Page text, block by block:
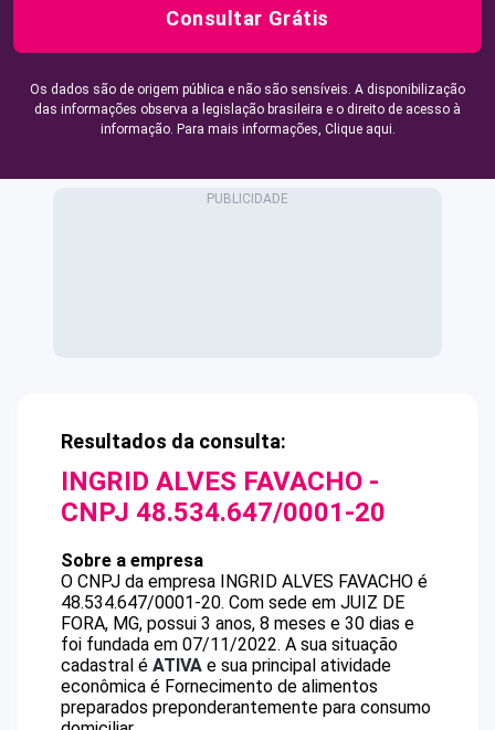
Consultar Grátis
Os dados são de origem pública e não são sensíveis. A disponibilização
das informações observa a legislação brasileira e o direito de acesso à
informação. Para mais informações, Clique aqui.
Resultados da consulta:
INGRID ALVES FAVACHO -
CNPJ 48.534.647/0001-20
Sobre a empresa
O CNPJ da empresa INGRID ALVES FAVACHO é
48.534.647/0001-20. Com sede em JUIZ DE
FORA, MG, possui 3 anos, 8 meses e 30 dias e
foi fundada em 07/11/2022. A sua situação
cadastral é ATIVA e sua principal atividade
econômica é Fornecimento de alimentos
preparados preponderantemente para consumo